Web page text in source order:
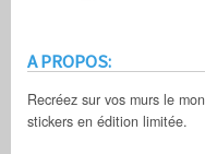
A PROPOS:
Recréez sur vos murs le
stickers en édition limitée.